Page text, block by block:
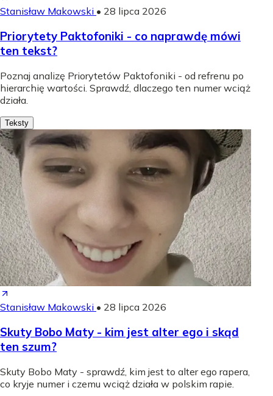
Stanisław Makowski • 28 lipca 2026
Priorytety Paktofoniki - co naprawdę mówi
ten tekst?
Poznaj analizę Priorytetów Paktofoniki - od refrenu po
hierarchię wartości. Sprawdź, dlaczego ten numer wciąż
działa.
Teksty
Stanisław Makowski • 28 lipca 2026
Skuty Bobo Maty - kim jest alter ego i skąd
ten szum?
Skuty Bobo Maty - sprawdź, kim jest to alter ego rapera,
co kryje numer i czemu wciąż działa w polskim rapie.